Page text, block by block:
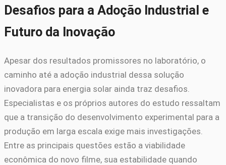
Desafios para a Adoção Industrial e
Futuro da Inovação
Apesar dos resultados promissores no laboratório, o
caminho até a adoção industrial dessa solução
inovadora para energia solar ainda traz desafios.
Especialistas e os próprios autores do estudo ressaltam
que a transição do desenvolvimento experimental para a
produção em larga escala exige mais investigações.
Entre as principais questões estão a viabilidade
econômica do novo filme, sua estabilidade quando